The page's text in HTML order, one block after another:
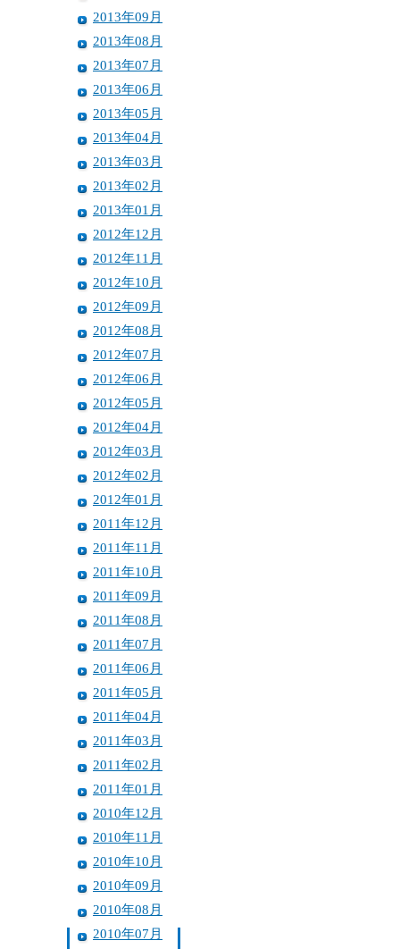
2013年09月
2013年08月
2013年07月
2013年06月
2013年05月
2013年04月
2013年03月
2013年02月
2013年01月
2012年12月
2012年11月
2012年10月
2012年09月
2012年08月
2012年07月
2012年06月
2012年05月
2012年04月
2012年03月
2012年02月
2012年01月
2011年12月
2011年11月
2011年10月
2011年09月
2011年08月
2011年07月
2011年06月
2011年05月
2011年04月
2011年03月
2011年02月
2011年01月
2010年12月
2010年11月
2010年10月
2010年09月
2010年08月
2010年07月